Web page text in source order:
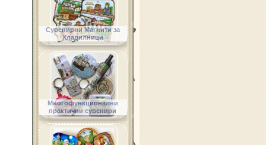
Сувенирни Магнити за
Хладилници
Многофункционални
практични сувенири